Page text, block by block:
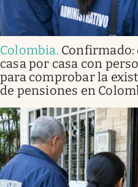
Colombia.
casa por casa con
para comprobar la
de pensiones en